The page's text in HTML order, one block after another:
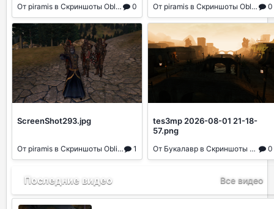
От piramis в Скриншоты Oblivion 0 От piramis в Скриншоты Oblivion 0
ScreenShot293.jpg
От piramis в Скриншоты Oblivion 1
tes3mp 2026-08-01 21-18-
57.png
От Букалавр в Скриншоты Morrowind 0
Последние видео Все видео